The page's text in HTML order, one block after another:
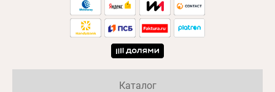
Каталог